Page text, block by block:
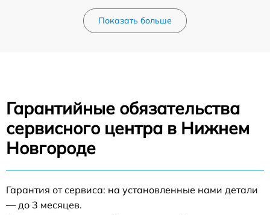
Показать больше
Гарантийные обязательства
сервисного центра в Нижнем
Новгороде
Гарантия от сервиса: на установленные нами детали
— до 3 месяцев.